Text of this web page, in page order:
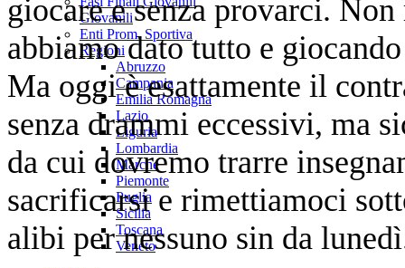
Giovanili
Enti Prom. Sportiva
Regioni
Abruzzo
Campania
Emilia Romagna
Lazio
Liguria
Lombardia
Marche
Piemonte
Puglia
Sicilia
Toscana
Veneto
giocare e senza provarci.
abbiamo dato tutto e
Ma oggi è esattamente il
senza drammi eccessivi, ma
da cui dovremo trarre
sacrificarsi e rimettiamoci
alibi per nessuno sin da